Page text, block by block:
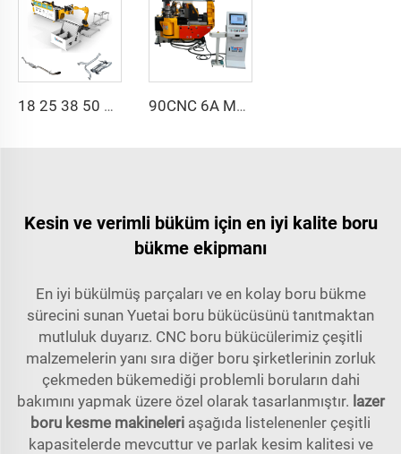
18 25 38 50 CNC 4A 2S Çelik Otomatik Boru Bükme Makinesi ve Tüp Bükme Makineleri Fiyatı İtme Fonksiyonlu 1 İnch 2 İnch 3 İnch Hattı 90CNC 6A MS CNC Tüp Bükme Makinesi Demir Tüp Kare Boru Bükme Makinesi Motorlu Alüminyum ve Paslanmaz Çelik Beygir Tüp Borular İçin
Kesin ve verimli büküm için en iyi kalite boru
bükme ekipmanı
En iyi bükülmüş parçaları ve en kolay boru bükme
sürecini sunan Yuetai boru bükücüsünü tanıtmaktan
mutluluk duyarız. CNC boru bükücülerimiz çeşitli
malzemelerin yanı sıra diğer boru şirketlerinin zorluk
çekmeden bükemediği problemli boruların dahi
bakımını yapmak üzere özel olarak tasarlanmıştır. lazer
boru kesme makineleri aşağıda listelenenler çeşitli
kapasitelerde mevcuttur ve parlak kesim kalitesi ve